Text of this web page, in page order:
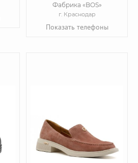
Фабрика «BOS»
г. Краснодар
Показать телефоны